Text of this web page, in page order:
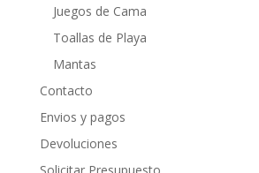
Juegos de Cama
Toallas de Playa
Mantas
Contacto
Envios y pagos
Devoluciones
Solicitar Presupuesto